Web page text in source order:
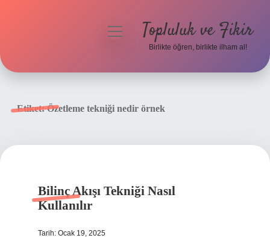
menüyüTopluluk ve Fikir
Birlikte öğren, birlikte ilham al!
Etiket:Özetleme tekniği nedir örnek
Bilinç Akışı Tekniği Nasıl
Kullanılır
Tarih: Ocak 19, 2025